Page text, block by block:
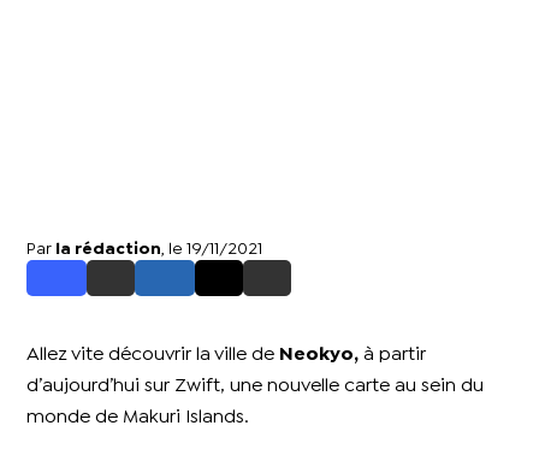
Par la rédaction , le 19/11/2021
Allez vite découvrir la ville de Neokyo, à partir
d’aujourd’hui sur Zwift, une nouvelle carte au sein du
monde de Makuri Islands.